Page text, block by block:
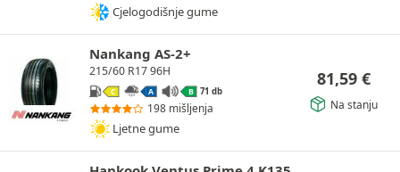
Cjelogodišnje gume
Nankang AS-2+
215/60 R17 96H
C A B 71 db
198 mišljenja
Ljetne gume
81,59 €
Na stanju